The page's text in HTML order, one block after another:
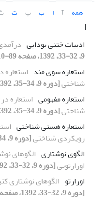
همه آ ا ب پ ت
ا
ادبیات ختنی بودایی
9، 32-33، 1392، صفحه 89-110]
استعاره سوی مند
شناختی[دوره 9، 34-35، 1392، صفحه 35-48]
استعاره مفهومی استعاره
شناختی[دوره 9، 34-35، 1392، صفحه 35-48]
استعاره هستی شناختی
رویکردی شناختی[دوره 9، 34-35، 1392، صفحه 35-48]
الگوی نوشتاری الگوهای
اورارتویی[دوره 9، 32-33، 1392، صفحه 23-32]
اورارتو الگوهای نوشتاری
[دوره 9، 32-33، 1392، صفحه 23-32]